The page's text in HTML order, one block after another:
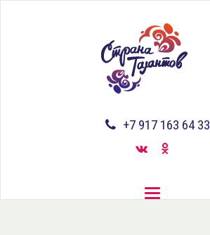
Toggle
+7 917 163 64 33